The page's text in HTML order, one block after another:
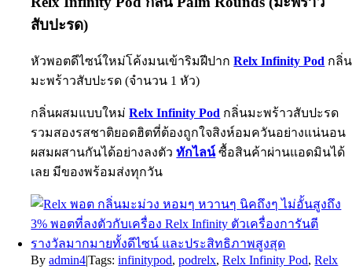
สับปะรด)
หัวพอตดีไซน์ใหม่โค้งมนเข้าริมฝีปากRelx Infinity Pod กลิ่น
มะพร้าวสับปะรด (จำนวน 1 หัว)
กลิ่นผสมแบบใหม่Relx Infinity Pod กลิ่นมะพร้าวสับปะรด
รวมสองรสชาติยอดฮิตที่ต้องถูกใจสิงห์อมควันอย่างแน่นอน
ผสมผสานกันได้อย่างลงตัวทักไลน์ซื้อสินค้าผ่านแอดมินได้
เลย มีของพร้อมส่งทุกวัน
Byadmin4|Tags:infinitypod,podrelx,Relx Infinity Pod,Relx